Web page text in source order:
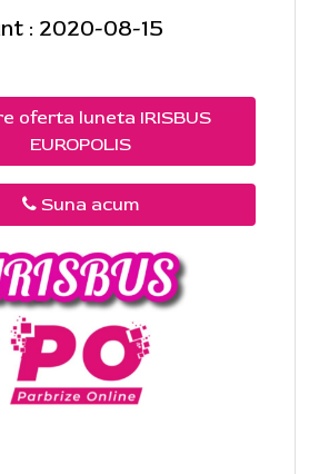
: 2020-08-15
oferta luneta IRISBUS
EUROPOLIS
Suna acum